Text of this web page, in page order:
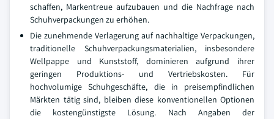
schaffen, Markentreue aufzubauen und die Nachfrage nach
Schuhverpackungen zu erhöhen.
Die zunehmende Verlagerung auf nachhaltige Verpackungen,
traditionelle Schuhverpackungsmaterialien, insbesondere
Wellpappe und Kunststoff, dominieren aufgrund ihrer
geringen Produktions- und Vertriebskosten. Für
hochvolumige Schuhgeschäfte, die in preisempfindlichen
Märkten tätig sind, bleiben diese konventionellen Optionen
die kostengünstigste Lösung. Nach Angaben der